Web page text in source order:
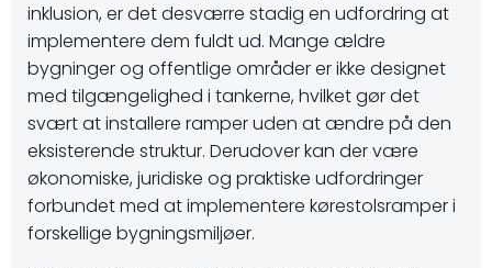
inklusion, er det desværre stadig en udfordring at
implementere dem fuldt ud. Mange ældre
bygninger og offentlige områder er ikke designet
med tilgængelighed i tankerne, hvilket gør det
svært at installere ramper uden at ændre på den
eksisterende struktur. Derudover kan der være
økonomiske, juridiske og praktiske udfordringer
forbundet med at implementere kørestolsramper i
forskellige bygningsmiljøer.